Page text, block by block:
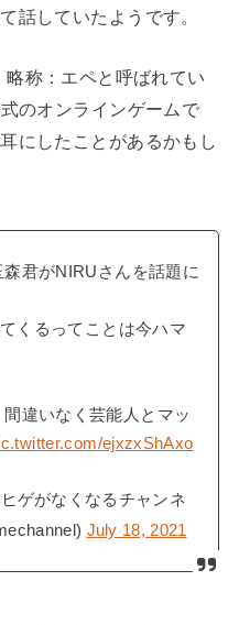
話していたようです。
称：エペと呼ばれてい
のオンラインゲームで
にしたことがあるかもし
君がNIRUさんを話題に
くるってことは今ハマ
違いなく芸能人とマッ
ejxzxShAxo
ゲがなくなるチャンネ
July 18, 2021